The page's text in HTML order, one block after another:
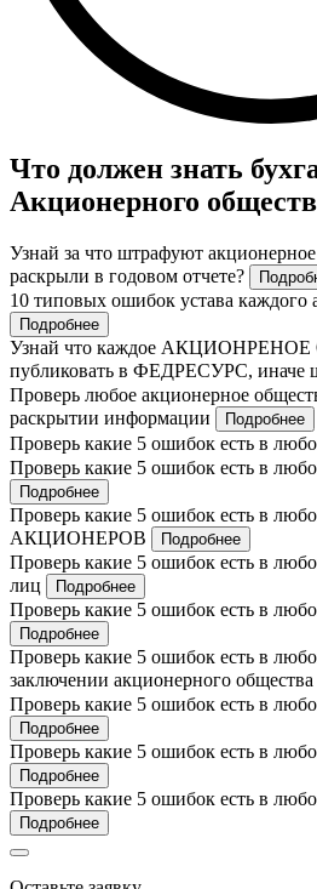
Что должен знать
Акционерного
Узнай за что штрафуют
раскрыли в годовом отчете?
10 типовых ошибок устава каждого
Подробнее
Узнай что каждое
публиковать в ФЕДРЕСУРС, иначе
Проверь любое акционерное
раскрытии информации
Подробнее
Проверь какие 5 ошибок есть в
Проверь какие 5 ошибок есть в
Подробнее
Проверь какие 5 ошибок есть в
АКЦИОНЕРОВ
Подробнее
Проверь какие 5 ошибок есть в
лиц
Подробнее
Проверь какие 5 ошибок есть в
Подробнее
Проверь какие 5 ошибок есть в
заключении акционерного общества
Проверь какие 5 ошибок есть в
Подробнее
Проверь какие 5 ошибок есть в
Подробнее
Проверь какие 5 ошибок есть в
Подробнее